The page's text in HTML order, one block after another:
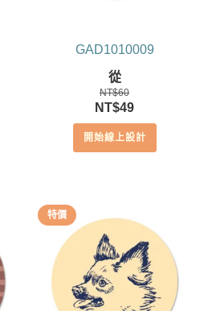
GAD1010009
從
NT$60
原
始
價
NT$49目
前
價
開始線上設計
特價